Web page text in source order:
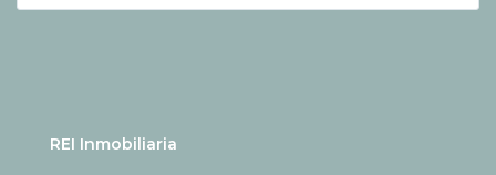
REI Inmobiliaria